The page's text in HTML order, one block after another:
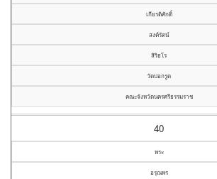
เกียรติศักดิ์
สงค์รัตน์
สิริธโร
วัดบ่อกรูด
คณะจังหวัดนครศรีธรรมราช
40
พระ
อรุณพร